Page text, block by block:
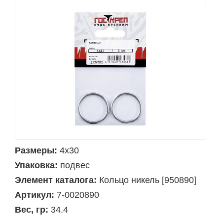
Размеры: 4х30
Упаковка: подвес
Элемент каталога: Кольцо никель [950890]
Артикул: 7-0020890
Вес, гр: 34.4